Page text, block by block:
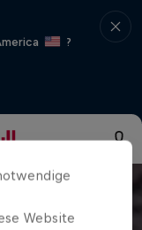
?
Website